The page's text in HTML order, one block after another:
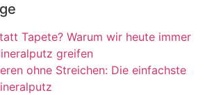
Tapete? Warum wir heute immer
greifen
ohne Streichen: Die einfachste